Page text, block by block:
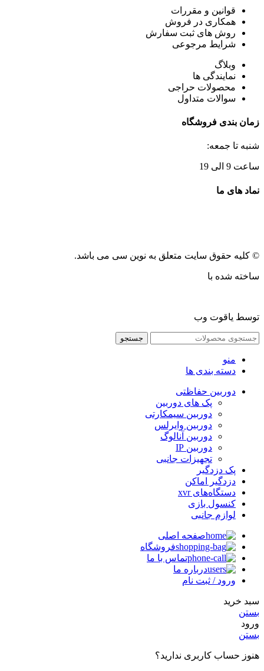
قوانین و مقررات
همکاری در فروش
روش های ثبت سفارش
شرایط مرجوعی
وبلاگ
نمایندگی ها
محصولات حراجی
سوالات متداول
زمان بندی فروشگاه
شنبه تا جمعه:
ساعت 9 الی 19
نماد های ما
© کلیه حقوق سایت متعلق به نوین سی می باشد.
ساخته شده با
توسط یاقوت وب
جستجو
منو
دسته بندی ها
دوربین حفاظتی
پک های دوربین
دوربین سیمکارتی
دوربین وایرلس
دوربین آنالوگ
دوربین IP
تجهیزات جانبی
پک دزدگیر
دزدگیر اماکن
دستگاه‌های xvr
کنسول بازی
لوازم جانبی
صفحه اصلی
فروشگاه
تماس با ما
درباره ما
ورود / ثبت نام
سبد خرید
بستن
ورود
بستن
هنوز حساب کاربری ندارید؟